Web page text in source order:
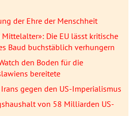
der Ehre der Menschheit
Die EU lässt kritische
Baud buchstäblich verhungern
den Boden für die
bereitete
gegen den US-Imperialismus
von 58 Milliarden US-